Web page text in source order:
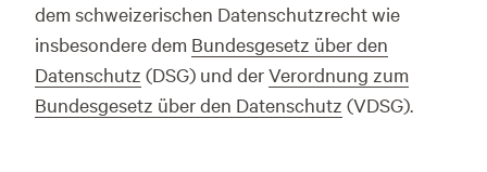
dem schweizerischen Datenschutzrecht wie
insbesondere dem Bundesgesetz über den
Datenschutz (DSG) und derVerordnung zum
Bundesgesetz über den Datenschutz (VDSG).